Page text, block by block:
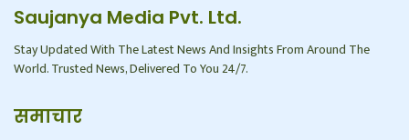
Saujanya Media Pvt. Ltd.
Stay Updated With The Latest News And Insights From Around The
World. Trusted News, Delivered To You 24/7.
समाचार